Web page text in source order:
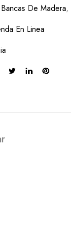
Bancas De Madera,
En Linea